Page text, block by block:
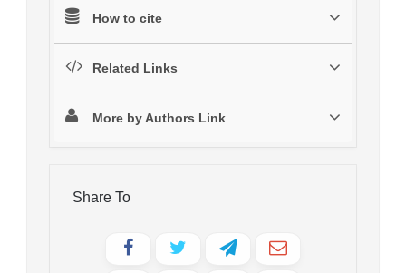
How to cite
Related Links
More by Authors Link
Share To